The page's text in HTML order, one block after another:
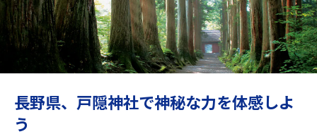
旅のお役立ち情報
長野県、戸隠神社で神秘な力を体感しよ
う